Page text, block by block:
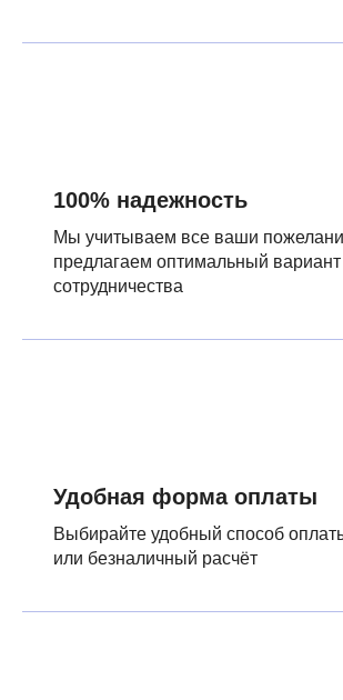
100% надежность
Мы учитываем все ваши
предлагаем оптимальный вариант
сотрудничества
Удобная форма оплаты
Выбирайте удобный способ
или безналичный расчёт